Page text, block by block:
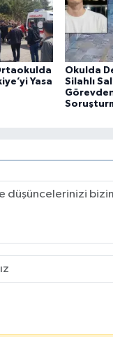
Yasa
Okulda
Silahlı